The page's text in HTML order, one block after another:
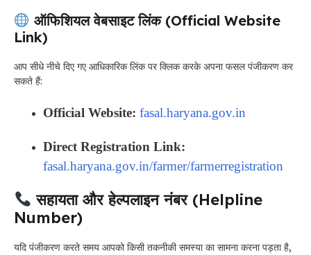
ऑफिशियल वेबसाइट लिंक (Official Website
Link)
आप सीधे नीचे दिए गए आधिकारिक लिंक पर क्लिक करके अपना फसल पंजीकरण कर
सकते हैं:
Official Website: fasal.haryana.gov.in
Direct Registration Link:
fasal.haryana.gov.in/farmer/farmerregistration
सहायता और हेल्पलाइन नंबर (Helpline
Number)
यदि पंजीकरण करते समय आपको किसी तकनीकी समस्या का सामना करना पड़ता है,